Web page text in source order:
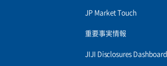
JP Market Touch
重要事実情報
JIJI Disclosures Dashboard